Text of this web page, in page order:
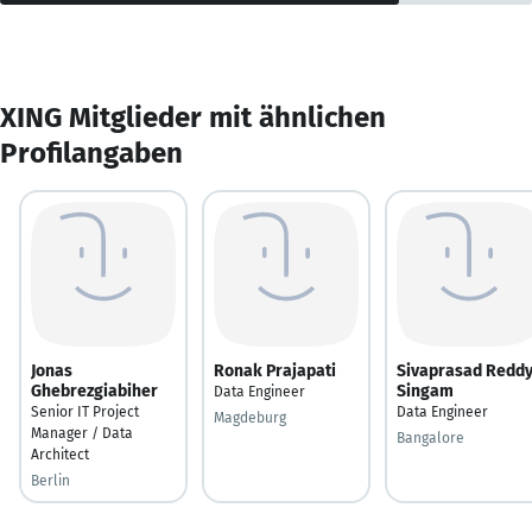
XING Mitglieder mit ähnlichen
Profilangaben
Jonas
Ghebrezgiabiher
Senior IT Project
Manager / Data
Architect
Berlin
Ronak Prajapati
Data Engineer
Magdeburg
Sivaprasad Reddy
Singam
Data Engineer
Bangalore